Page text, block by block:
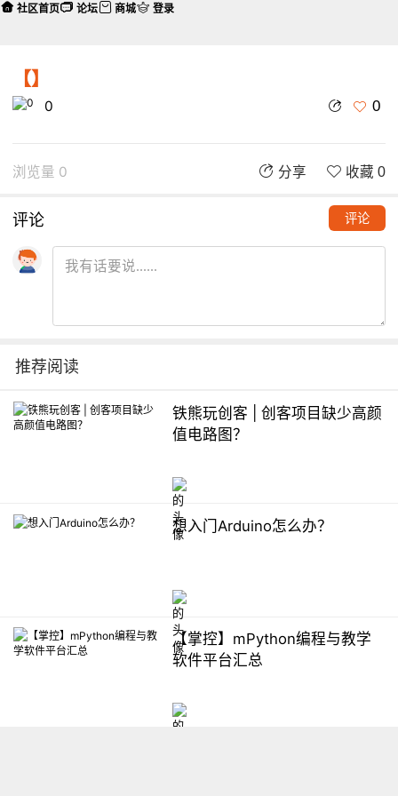
【】
0 0
浏览量 0 分享 收藏 0
评论 评论
推荐阅读
铁熊玩创客 | 创客项目缺少高颜
值电路图？
想入门Arduino怎么办？
【掌控】mPython编程与教学
软件平台汇总
社区首页 论坛 商城 登录